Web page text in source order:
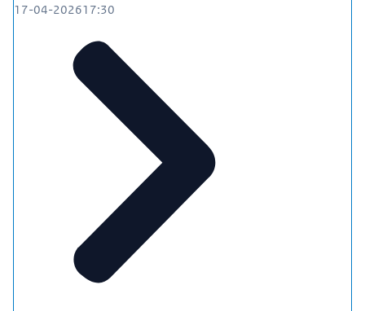
17-04-202617:30